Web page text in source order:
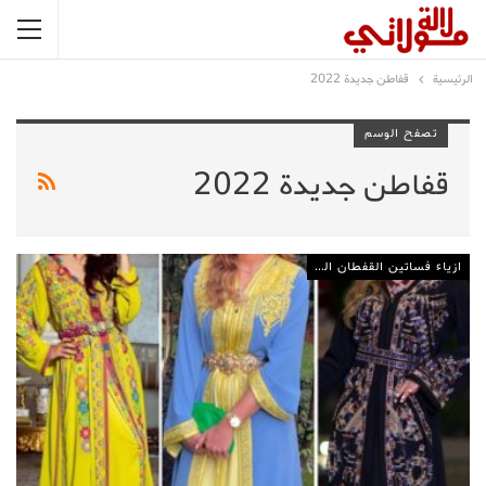
الرئيسية قفاطن جديدة 2022
تصفح الوسم
قفاطن جديدة 2022
ازياء فساتين القفطان المغربي